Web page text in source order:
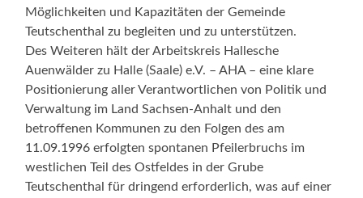
Möglichkeiten und Kapazitäten der Gemeinde
Teutschenthal zu begleiten und zu unterstützen.
Des Weiteren hält der Arbeitskreis Hallesche
Auenwälder zu Halle (Saale) e.V. – AHA – eine klare
Positionierung aller Verantwortlichen von Politik und
Verwaltung im Land Sachsen-Anhalt und den
betroffenen Kommunen zu den Folgen des am
11.09.1996 erfolgten spontanen Pfeilerbruchs im
westlichen Teil des Ostfeldes in der Grube
Teutschenthal für dringend erforderlich, was auf einer